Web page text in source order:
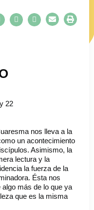
22
nos lleva a la
un acontecimiento
Asimismo, la
lectura y la
la fuerza de la
Ésta nos
más de lo que ya
que es la misma